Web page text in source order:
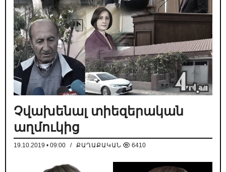
Չվախենալ տիեզերական
աղմուկից
19.10.2019 • 09:00 / ՔԱՂԱՔԱԿԱՆ 6410